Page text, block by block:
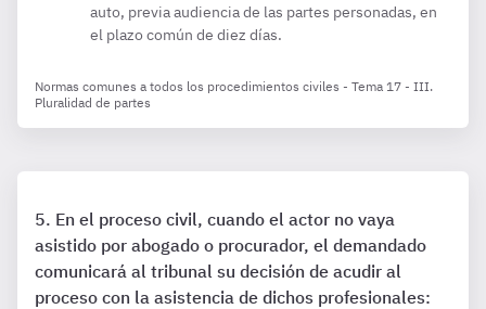
auto, previa audiencia de las partes personadas, en
el plazo común de diez días.
Normas comunes a todos los procedimientos civiles - Tema 17 - III.
Pluralidad de partes
En el proceso civil, cuando el actor no vaya
asistido por abogado o procurador, el demandado
comunicará al tribunal su decisión de acudir al
proceso con la asistencia de dichos profesionales: